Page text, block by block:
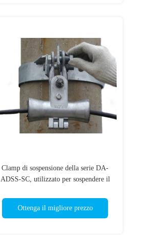
Clamp di sospensione della serie DA-
ADSS-SC, utilizzato per sospendere il
Ottenga il migliore prezzo